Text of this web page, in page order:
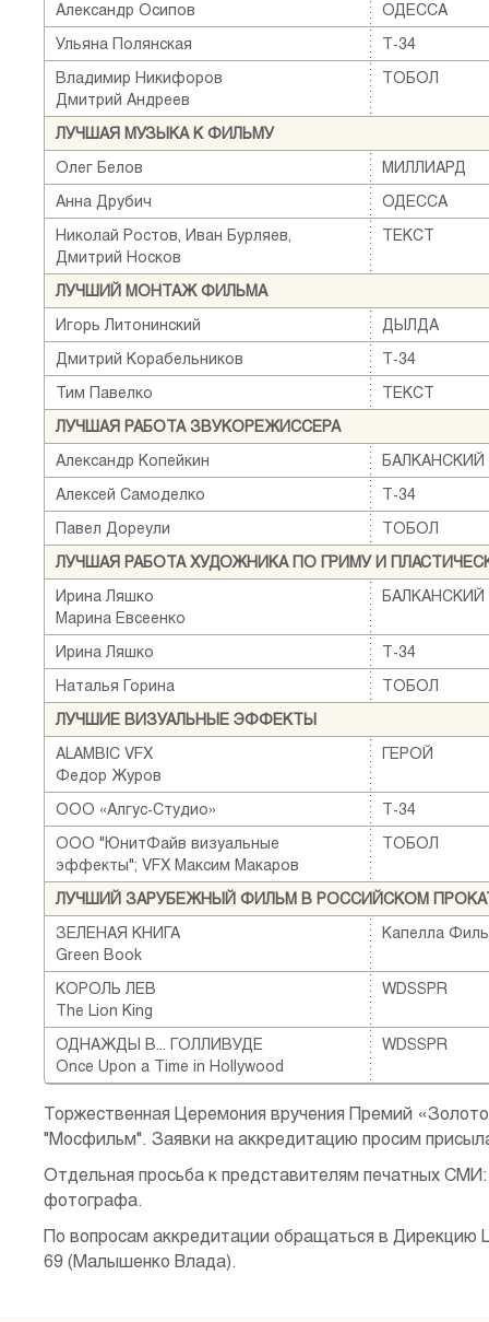
Александр Осипов
ОДЕССА
Ульяна Полянская
Т-34
Владимир Никифоров
Дмитрий Андреев
ТОБОЛ
ЛУЧШАЯ МУЗЫКА К ФИЛЬМУ
Олег Белов
МИЛЛИАРД
Анна Друбич
ОДЕССА
Николай Ростов, Иван Бурляев,
Дмитрий Носков
ТЕКСТ
ЛУЧШИЙ МОНТАЖ ФИЛЬМА
Игорь Литонинский
ДЫЛДА
Дмитрий Корабельников
Т-34
Тим Павелко
ТЕКСТ
ЛУЧШАЯ РАБОТА ЗВУКОРЕЖИССЕРА
Александр Копейкин
Алексей Самоделко
Т-34
Павел Дореули
ТОБОЛ
ЛУЧШАЯ РАБОТА ХУДОЖНИКА ПО ГРИМУ И
Ирина Ляшко
Марина Евсеенко
Ирина Ляшко
Т-34
Наталья Горина
ТОБОЛ
ЛУЧШИЕ ВИЗУАЛЬНЫЕ ЭФФЕКТЫ
ALAMBIC VFX
Федор Журов
ГЕРОЙ
ООО «Алгус-Студио»
Т-34
ООО "ЮнитФайв визуальные
эффекты"; VFX Максим Макаров
ТОБОЛ
ЛУЧШИЙ ЗАРУБЕЖНЫЙ ФИЛЬМ В РОССИЙСКОМ
ЗЕЛЕНАЯ КНИГА
Green Book
Капелла
КОРОЛЬ ЛЕВ
The Lion King
WDSSPR
ОДНАЖДЫ В... ГОЛЛИВУДЕ
Once Upon a Time in Hollywood
WDSSPR
Торжественная Церемония вручения Премий
"Мосфильм". Заявки на аккредитацию просим
Отдельная просьба к представителям печатных
фотографа.
По вопросам аккредитации обращаться в
69 (Малышенко Влада).